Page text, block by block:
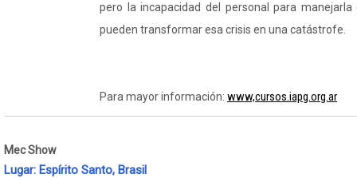
pero la incapacidad del personal para
pueden transformar esa crisis en una catástrofe.
Para mayor información: www,cursos.iapg.org.ar
Mec Show
Lugar: Espírito Santo, Brasil